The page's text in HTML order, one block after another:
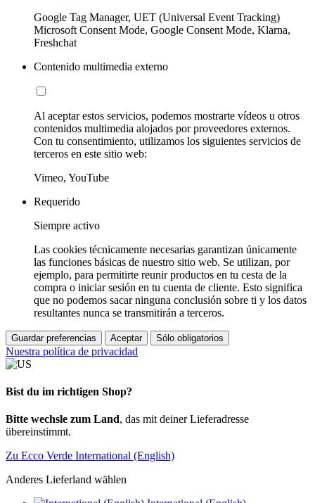
Google Tag Manager, UET (Universal Event Tracking)
Microsoft Consent Mode, Google Consent Mode, Klarna,
Freshchat
Contenido multimedia externo
Al aceptar estos servicios, podemos mostrarte vídeos u otros
contenidos multimedia alojados por proveedores externos.
Con tu consentimiento, utilizamos los siguientes servicios de
terceros en este sitio web:
Vimeo, YouTube
Requerido
Siempre activo
Las cookies técnicamente necesarias garantizan únicamente
las funciones básicas de nuestro sitio web. Se utilizan, por
ejemplo, para permitirte reunir productos en tu cesta de la
compra o iniciar sesión en tu cuenta de cliente. Esto significa
que no podemos sacar ninguna conclusión sobre ti y los datos
resultantes nunca se transmitirán a terceros.
Guardar preferencias Aceptar Sólo obligatorios
Nuestra política de privacidad
Bist du im richtigen Shop?
Bitte wechsle zum Land, das mit deiner Lieferadresse
übereinstimmt.
Zu Ecco Verde International (English)
Anderes Lieferland wählen